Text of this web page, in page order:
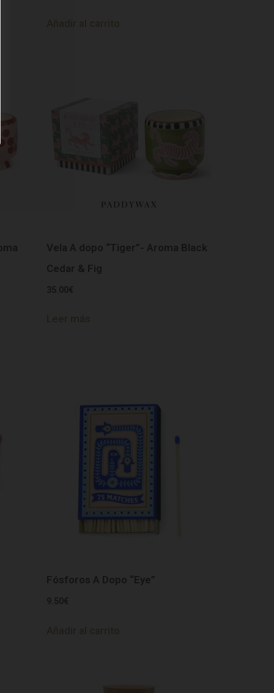
Vela A dopo “Tiger”- Aroma Black
Cedar & Fig
35.00€
Fósforos A Dopo “Eye”
9.50 €